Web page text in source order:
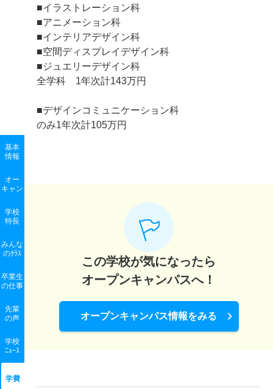
基本
情報
オー
キャン
学校
特長
みんな
のｸﾗｽ
卒業生
の仕事
先輩
の声
学校
ﾆｭｰｽ
学費
■イラストレーション科
■アニメーション科
■インテリアデザイン科
■空間ディスプレイデザイン科
■ジュエリーデザイン科
全学科 1年次計143万円
■デザインコミュニケーション科
のみ1年次計105万円
この学校が気になったら
オープンキャンパスへ！
オープンキャンパス情報をみる